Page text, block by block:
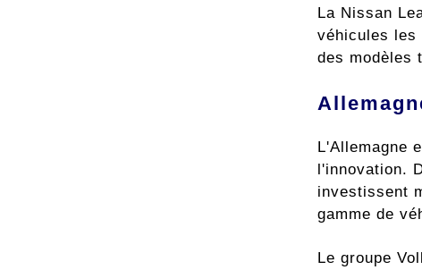
La Nissan
véhicules les
des modèles
L'Allemagne
l'innovation.
investissent
gamme de
Le groupe